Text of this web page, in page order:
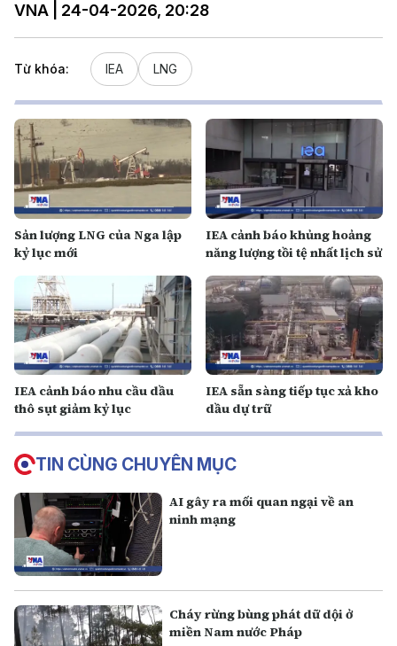
VNA | 24-04-2026, 20:28
Từ khóa: IEA LNG
Sản lượng LNG của Nga lập
kỷ lục mới
IEA cảnh báo khủng hoảng
năng lượng tồi tệ nhất lịch sử
IEA cảnh báo nhu cầu dầu
thô sụt giảm kỷ lục
IEA sẵn sàng tiếp tục xả kho
dầu dự trữ
TIN CÙNG CHUYÊN MỤC
AI gây ra mối quan ngại về an
ninh mạng
Cháy rừng bùng phát dữ dội ở
miền Nam nước Pháp